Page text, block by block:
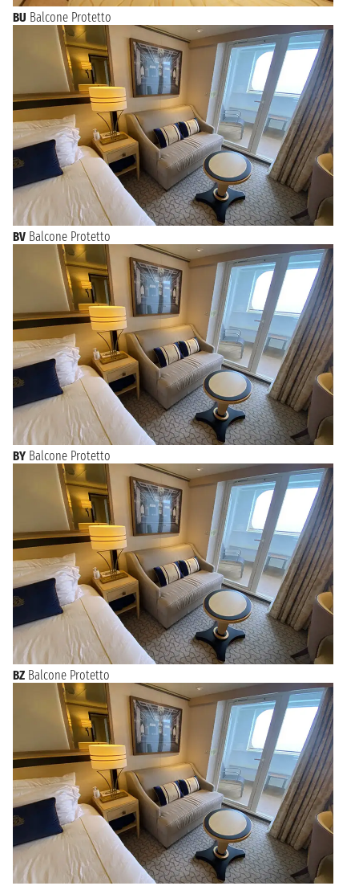
BU Balcone Protetto
BV Balcone Protetto
BY Balcone Protetto
BZ Balcone Protetto